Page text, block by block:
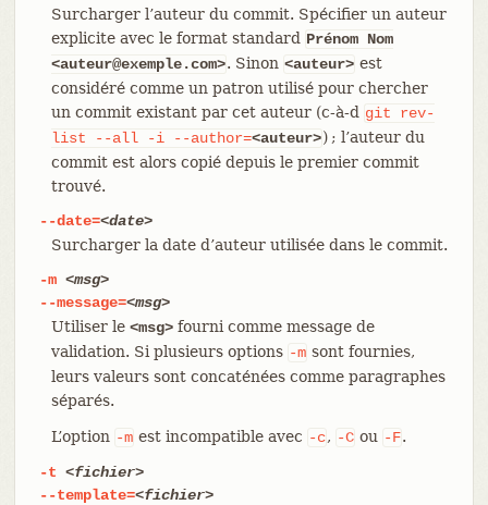
Surcharger l’auteur du commit. Spécifier un auteur
explicite avec le format standard Prénom Nom
<auteur@exemple.com>. Sinon <auteur> est
considéré comme un patron utilisé pour chercher
un commit existant par cet auteur (c-à-d git
rev-
list
--all -i --author=<auteur>) ; l’auteur du
commit est alors copié depuis le premier commit
trouvé.
--date=<date>
Surcharger la date d’auteur utilisée dans le commit.
-m <msg>
--message=<msg>
Utiliser le <msg>fourni comme message de
validation. Si plusieurs options -m sont fournies,
leurs valeurs sont concaténées comme paragraphes
séparés.
L’option -m est incompatible avec -c, -C ou -F.
-t <fichier>
--template=<fichier>